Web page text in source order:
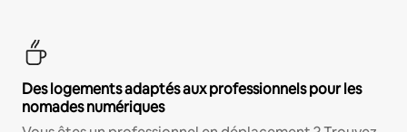
Des logements adaptés aux professionnels pour les
nomades numériques